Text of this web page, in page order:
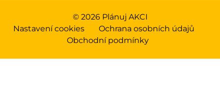
© 2026 Plánuj AKCI
Nastavení cookies
Ochrana osobních údajů
Obchodní podmínky